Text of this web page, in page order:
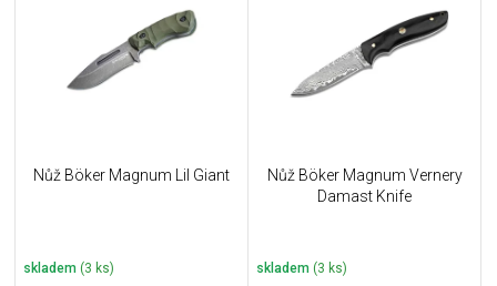
Nůž Böker Magnum Lil Giant
skladem (3 ks)
Nůž Böker Magnum Vernery
Damast Knife
skladem (3 ks)